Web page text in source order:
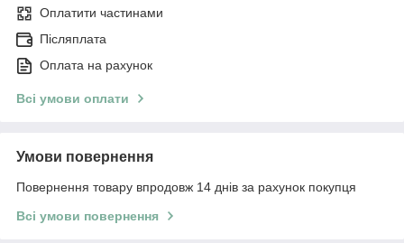
Оплатити частинами
Післяплата
Оплата на рахунок
Всі умови оплати
Умови повернення
Повернення товару впродовж 14 днів за рахунок покупця
Всі умови повернення